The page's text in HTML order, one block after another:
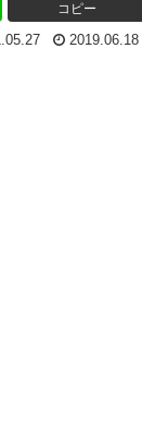
コピー
2019.06.18